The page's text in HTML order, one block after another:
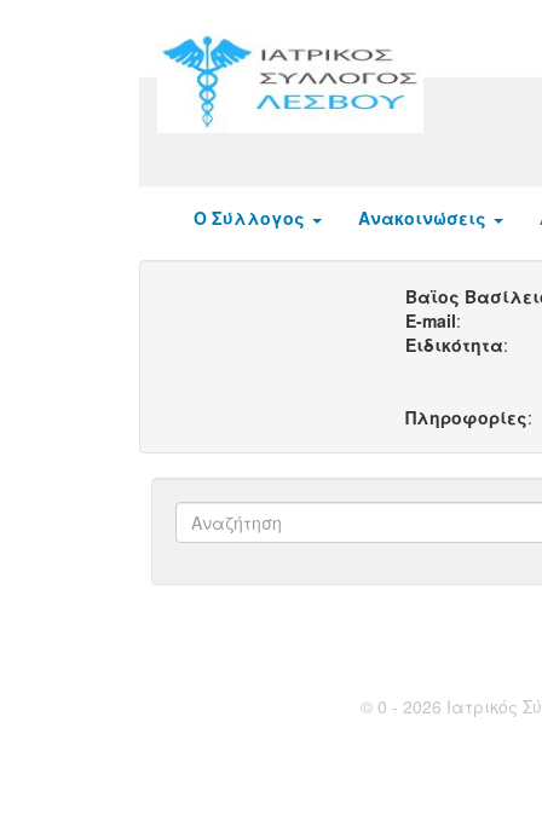
Ο Σύλλογος Ανακοινώσεις
Βαϊος
E-mail:
Ειδικότητα:
Πληροφορίες:
© 0 - 2026 Ιατρικός